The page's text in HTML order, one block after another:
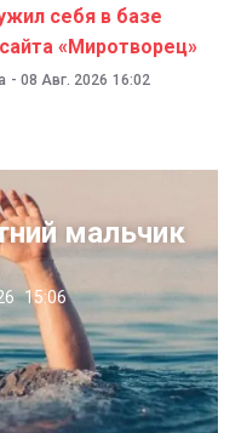
себя в базе
«Миротворец»
- 08 Авг. 2026 16:02
мальчик
15:06